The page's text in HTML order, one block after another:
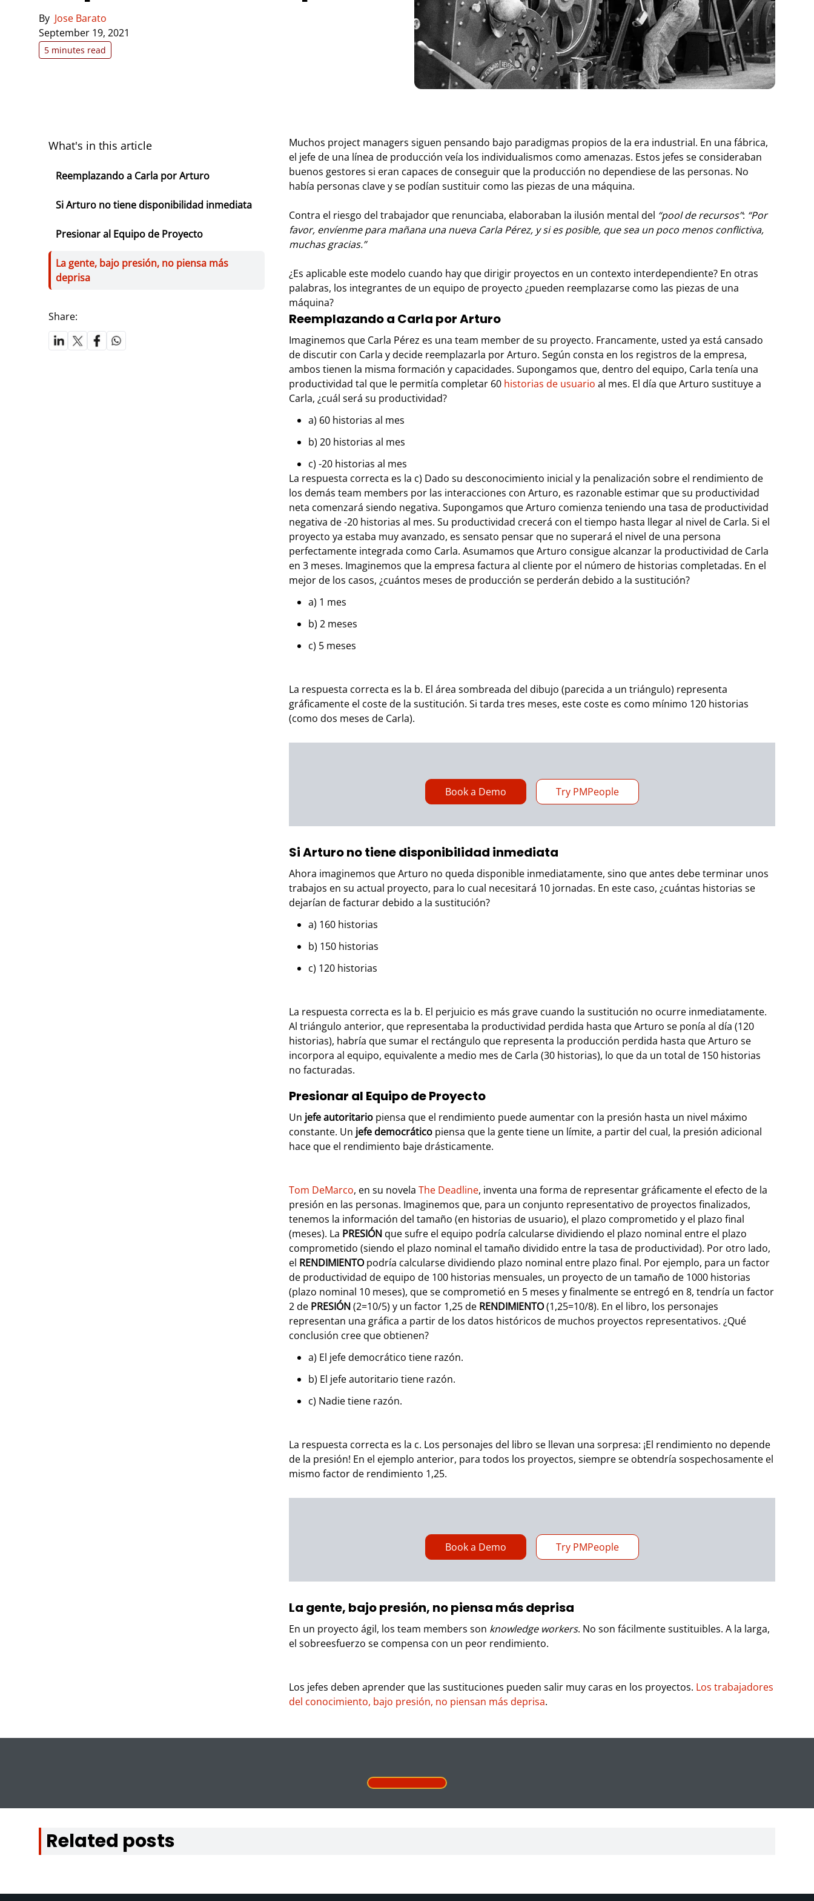
By Jose Barato
September 19, 2021
5 minutes read
What's in this article
Reemplazando a Carla por Arturo
Si Arturo no tiene disponibilidad inmediata
Presionar al Equipo de Proyecto
La gente, bajo presión, no piensa más
deprisa
Share:
Muchos project managers siguen pensando bajo paradigmas propios de la era industrial. En una fábrica,
el jefe de una línea de producción veía los individualismos como amenazas. Estos jefes se consideraban
buenos gestores si eran capaces de conseguir que la producción no dependiese de las personas. No
había personas clave y se podían sustituir como las piezas de una máquina.
Contra el riesgo del trabajador que renunciaba, elaboraban la ilusión mental del “pool de recursos”: “Por
favor, envíenme para mañana una nueva Carla Pérez, y si es posible, que sea un poco menos conflictiva,
muchas gracias.”
¿Es aplicable este modelo cuando hay que dirigir proyectos en un contexto interdependiente? En otras
palabras, los integrantes de un equipo de proyecto ¿pueden reemplazarse como las piezas de una
máquina?
Reemplazando a Carla por Arturo
Imaginemos que Carla Pérez es una team member de su proyecto. Francamente, usted ya está cansado
de discutir con Carla y decide reemplazarla por Arturo. Según consta en los registros de la empresa,
ambos tienen la misma formación y capacidades.Supongamos que, dentro del equipo, Carla tenía una
productividad tal que le permitía completar 60 historias de usuario al mes. El día que Arturo sustituye a
Carla, ¿cuál será su productividad?
a) 60 historias al mes
b) 20 historias al mes
c) -20 historias al mes
La respuesta correcta es la c) Dado su desconocimiento inicial y la penalización sobre el rendimiento de
los demás team members por las interacciones con Arturo, es razonable estimar que su productividad
neta comenzará siendo negativa.Supongamos que Arturo comienza teniendo una tasa de productividad
negativa de -20 historias al mes. Su productividad crecerá con el tiempo hasta llegar al nivel de Carla. Si el
proyecto ya estaba muy avanzado, es sensato pensar que no superará el nivel de una persona
perfectamente integrada como Carla.Asumamos que Arturo consigue alcanzar la productividad de Carla
en 3 meses. Imaginemos que la empresa factura al cliente por el número de historias completadas. En el
mejor de los casos, ¿cuántos meses de producción se perderán debido a la sustitución?
a) 1 mes
b) 2 meses
c) 5 meses
La respuesta correcta es la b. El área sombreada del dibujo (parecida a un triángulo) representa
gráficamente el coste de la sustitución. Si tarda tres meses, este coste es como mínimo 120 historias
(como dos meses de Carla).
Book a Demo Try PMPeople
Si Arturo no tiene disponibilidad inmediata
Ahora imaginemos que Arturo no queda disponible inmediatamente, sino que antes debe terminar unos
trabajos en su actual proyecto, para lo cual necesitará 10 jornadas. En este caso, ¿cuántas historias se
dejarían de facturar debido a la sustitución?
a) 160 historias
b) 150 historias
c) 120 historias
La respuesta correcta es la b. El perjuicio es más grave cuando la sustitución no ocurre inmediatamente.
Al triángulo anterior, que representaba la productividad perdida hasta que Arturo se ponía al día (120
historias), habría que sumar el rectángulo que representa la producción perdida hasta que Arturo se
incorpora al equipo, equivalente a medio mes de Carla (30 historias), lo que da un total de 150 historias
no facturadas.
Presionar al Equipo de Proyecto
Un jefe autoritario piensa que el rendimiento puede aumentar con la presión hasta un nivel máximo
constante. Un jefe democrático piensa que la gente tiene un límite, a partir del cual, la presión adicional
hace que el rendimiento baje drásticamente.
Tom DeMarco, en su novelaThe Deadline, inventa una forma de representar gráficamente el efecto de la
presión en las personas. Imaginemos que, para un conjunto representativo de proyectos finalizados,
tenemos la información del tamaño (en historias de usuario), el plazo comprometido y el plazo final
(meses). La PRESIÓN que sufre el equipo podría calcularse dividiendo el plazo nominal entre el plazo
comprometido (siendo el plazo nominal el tamaño dividido entre la tasa de productividad). Por otro lado,
el RENDIMIENTOpodría calcularse dividiendo plazo nominal entre plazo final. Por ejemplo, para un factor
de productividad de equipo de 100 historias mensuales, un proyecto de un tamaño de 1000 historias
(plazo nominal 10 meses), que se comprometió en 5 meses y finalmente se entregó en 8, tendría un factor
2 de PRESIÓN(2=10/5) y un factor 1,25 de RENDIMIENTO(1,25=10/8). En el libro, los personajes
representan una gráfica a partir de los datos históricos de muchos proyectos representativos. ¿Qué
conclusión cree que obtienen?
a) El jefe democrático tiene razón.
b) El jefe autoritario tiene razón.
c) Nadie tiene razón.
La respuesta correcta es la c. Los personajes del libro se llevan una sorpresa: ¡El rendimiento no depende
de la presión! En el ejemplo anterior, para todos los proyectos, siempre se obtendría sospechosamente el
mismo factor de rendimiento 1,25.
Book a Demo Try PMPeople
La gente, bajo presión, no piensa más deprisa
En un proyecto ágil, los team members son knowledge workers. No son fácilmente sustituibles. A la larga,
el sobreesfuerzo se compensa con un peor rendimiento.
Los jefes deben aprender que las sustituciones pueden salir muy caras en los proyectos. Los trabajadores
del conocimiento, bajo presión, no piensan más deprisa.
Related posts